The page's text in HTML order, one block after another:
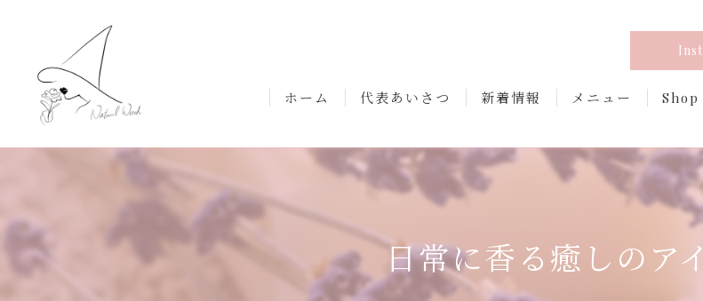
ホーム 代表あいさつ 新着情報 メニュー Shop
日常に香る癒しのア